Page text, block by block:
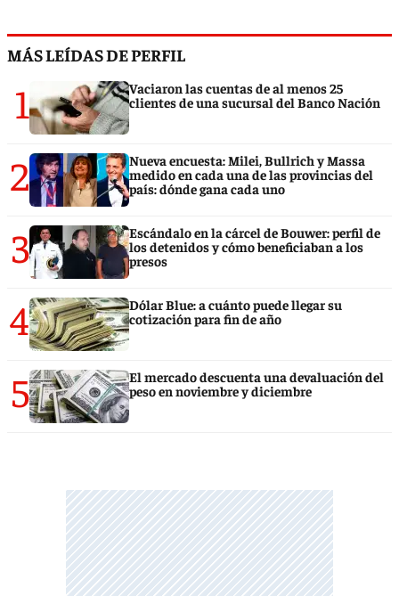
MÁS LEÍDAS DE PERFIL
1
Vaciaron las cuentas de al menos 25
clientes de una sucursal del Banco Nación
2
Nueva encuesta: Milei, Bullrich y Massa
medido en cada una de las provincias del
país: dónde gana cada uno
3
Escándalo en la cárcel de Bouwer: perfil de
los detenidos y cómo beneficiaban a los
presos
4
Dólar Blue: a cuánto puede llegar su
cotización para fin de año
5
El mercado descuenta una devaluación del
peso en noviembre y diciembre